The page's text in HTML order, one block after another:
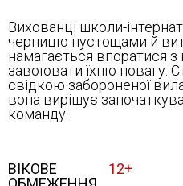
Вихованці школи-
черницю пустощами й
намагається впоратися
завоювати їхню повагу.
свідкою забороненої
вона вирішує
команду.
ВІКОВЕ
12+